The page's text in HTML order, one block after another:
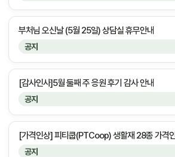
공지
부처님 오신날 (5월 25일) 상담실 휴무안내
공지
[감사인사]5월 둘째 주 응원 후기 감사 안내
공지